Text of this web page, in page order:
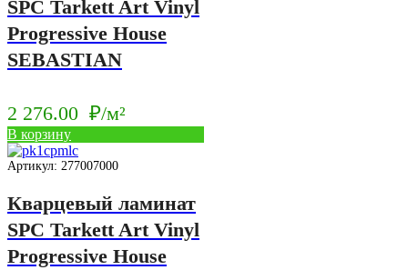
SPC Tarkett Art Vinyl
Progressive House
SEBASTIAN
2 276.00 ₽/м²
В корзину
Артикул: 277007000
Кварцевый ламинат
SPC Tarkett Art Vinyl
Progressive House